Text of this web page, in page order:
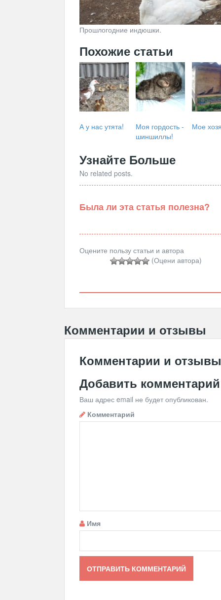
Прошлогодние индюшки.
Похожие статьи
А у нас утята!
Моя гордость -
шиншиллы!
Мое
Узнайте Больше
No related posts.
Была ли эта статья полезна?
Оцените пользу статьи и автора
(Оцени автора)
Комментарии и отзывы
Комментарии и отзывы
Добавить комментарий
Ваш адрес email не будет опубликован.
Комментарий
Имя